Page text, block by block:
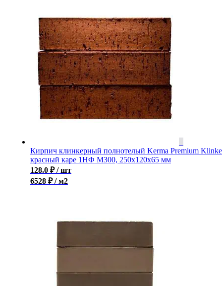
Кирпич клинкерный полнотелый Kerma Premium
красный каре 1НФ M300, 250x120x65 мм
128.0 ₽ / шт
6528 ₽ / м2